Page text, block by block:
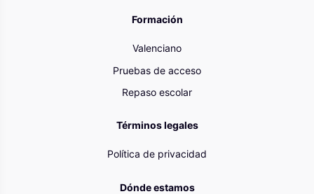
Formación
Valenciano
Pruebas de acceso
Repaso escolar
Términos legales
Política de privacidad
Dónde estamos